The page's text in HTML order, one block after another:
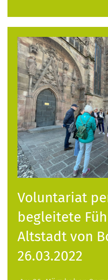
Voluntariat
begleitete
Altstadt von
26.03.2022